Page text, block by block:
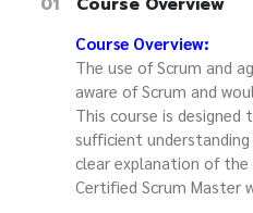
Course Overview:
The use of Scrum and
aware of Scrum and
This course is
sufficient
clear explanation of the
Certified Scrum Master